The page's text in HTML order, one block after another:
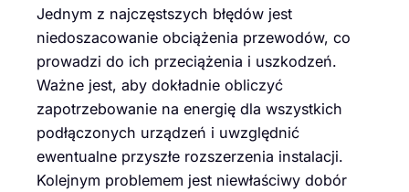
Jednym z najczęstszych błędów jest
niedoszacowanie obciążenia przewodów, co
prowadzi do ich przeciążenia i uszkodzeń.
Ważne jest, aby dokładnie obliczyć
zapotrzebowanie na energię dla wszystkich
podłączonych urządzeń i uwzględnić
ewentualne przyszłe rozszerzenia instalacji.
Kolejnym problemem jest niewłaściwy dobór